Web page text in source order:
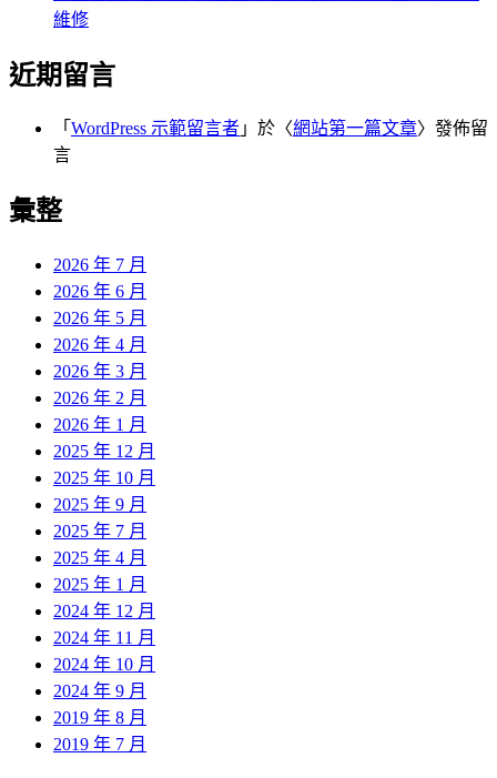
維修
近期留言
「 WordPress 示範留言者 」於〈網站第一篇文章〉發佈留
言
彙整
2026 年 7 月
2026 年 6 月
2026 年 5 月
2026 年 4 月
2026 年 3 月
2026 年 2 月
2026 年 1 月
2025 年 12 月
2025 年 10 月
2025 年 9 月
2025 年 7 月
2025 年 4 月
2025 年 1 月
2024 年 12 月
2024 年 11 月
2024 年 10 月
2024 年 9 月
2019 年 8 月
2019 年 7 月